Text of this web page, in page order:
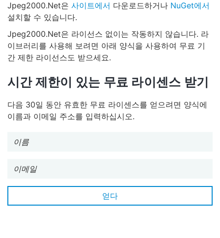
Jpeg2000.Net은 사이트에서 다운로드하거나 NuGet에서
설치할 수 있습니다.
Jpeg2000.Net은 라이선스 없이는 작동하지 않습니다. 라
이브러리를 사용해 보려면 아래 양식을 사용하여 무료 기
간 제한 라이선스도 받으세요.
시간 제한이 있는 무료 라이센스 받기
다음 30일 동안 유효한 무료 라이센스를 얻으려면 양식에
이름과 이메일 주소를 입력하십시오.